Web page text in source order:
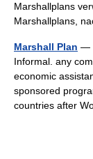
Marshallplans
Marshallplans,
Marshall Plan —
Informal. any
economic
sponsored
countries after